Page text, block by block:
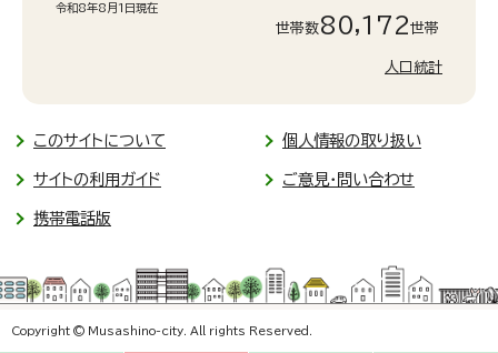
令和8年8月1日現在
世帯数80,172世帯
人口統計
このサイトについて 個人情報の取り扱い
サイトの利用ガイド ご意見・問い合わせ
携帯電話版
Copyright © Musashino-city. All rights Reserved.